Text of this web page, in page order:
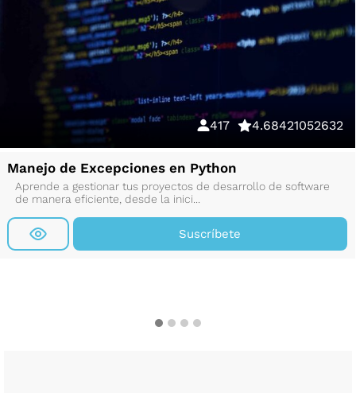
417 4.68421052632
Manejo de Excepciones en Python
Aprende a gestionar tus proyectos de desarrollo de software
de manera eficiente, desde la inici...
Suscríbete